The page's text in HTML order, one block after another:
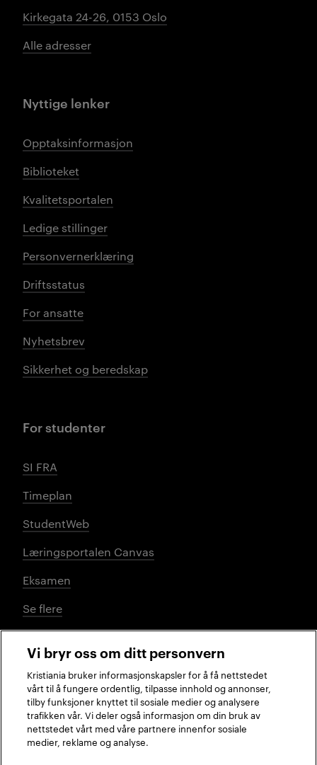
Kirkegata 24-26, 0153 Oslo
Alle adresser
Nyttige lenker
Opptaksinformasjon
Biblioteket
Kvalitetsportalen
Ledige stillinger
Personvernerklæring
Driftsstatus
For ansatte
Nyhetsbrev
Sikkerhet og beredskap
For studenter
SI FRA
Timeplan
StudentWeb
Læringsportalen Canvas
Eksamen
Se flere
Sosiale medier
FacebookInstagramLinkedInTikTok
Vi bryr oss om ditt personvern
Kristiania bruker informasjonskapsler for å få nettstedet
vårt til å fungere ordentlig, tilpasse innhold og annonser,
tilby funksjoner knyttet til sosiale medier og analysere
trafikken vår. Vi deler også informasjon om din bruk av
nettstedet vårt med våre partnere innenfor sosiale
medier, reklame og analyse.